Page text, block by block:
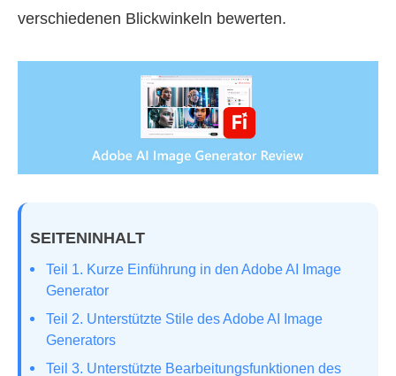
verschiedenen Blickwinkeln bewerten.
SEITENINHALT
Teil 1. Kurze Einführung in den Adobe AI Image
Generator
Teil 2. Unterstützte Stile des Adobe AI Image
Generators
Teil 3. Unterstützte Bearbeitungsfunktionen des